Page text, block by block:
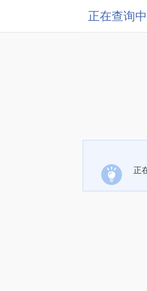
正在查询中
正